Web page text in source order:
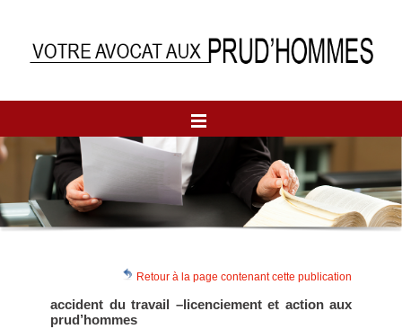
Retour à la page contenant cette publication
accident du travail –licenciement et action aux
prud’hommes